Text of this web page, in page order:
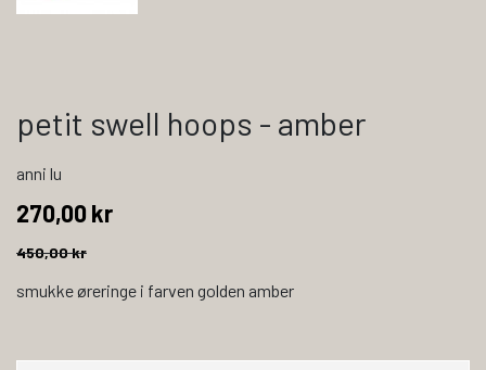
petit swell hoops - amber
anni lu
270,00 kr
450,00 kr
smukke øreringe i farven golden amber